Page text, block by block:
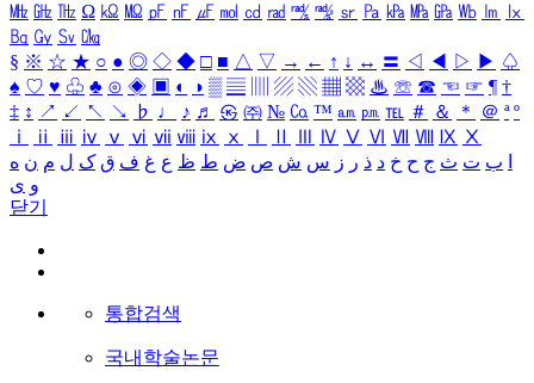
㎒ ㎓ ㎔ Ω ㏀ ㏁ ㎊ ㎋ ㎌ ㏖ ㏅ ㎭ ㎮ ㎯ ㏛ ㎩ ㎪ ㎫ ㎬ ㏝ ㏐
㏓
㏃ ㏉ ㏜ ㏆
§ ※ ☆ ★ ○ ● ◎ ◇ ◆ □ ■ △ ▽ → ← ↑ ↓ ↔ 〓 ◁ ◀ ▷ ▶ ♤
♠ ♡ ♥ ♧ ♣ ⊙ ◈ ▣ ◐ ◑ ▒ ▤ ▨ ▧ ▦ ▩ ♨ ☏ ☎ ☜ ☞ ¶ †
‡ ↕ ↗ ↙ ↖ ↘ ♭ ♩ ♪ ♬ ㉿ ㈜ № ㏇ ™ ㏂ ㏘ ℡ ＃ ＆ ＊ ＠ ª º
ⅰ
ⅱ ⅲ ⅳ ⅴ ⅵ ⅶ ⅷ ⅸ ⅹ Ⅳ Ⅴ Ⅵ Ⅶ Ⅷ Ⅸ Ⅹ
ب ت ث ج ح خ د ذ ر ز س ش ص ض ط ظ ع غ ف ق ک ل م ن ه
و ی
닫기
통합검색
국내학술논문